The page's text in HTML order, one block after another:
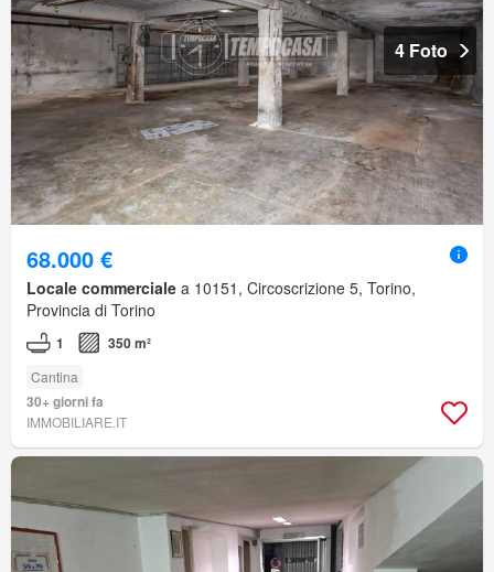
4 Foto
68.000 €
Locale commerciale a 10151, Circoscrizione 5, Torino,
Provincia di Torino
1 350 m²
Cantina
30+ giorni fa
IMMOBILIARE.IT